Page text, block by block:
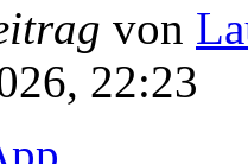
von
22:23